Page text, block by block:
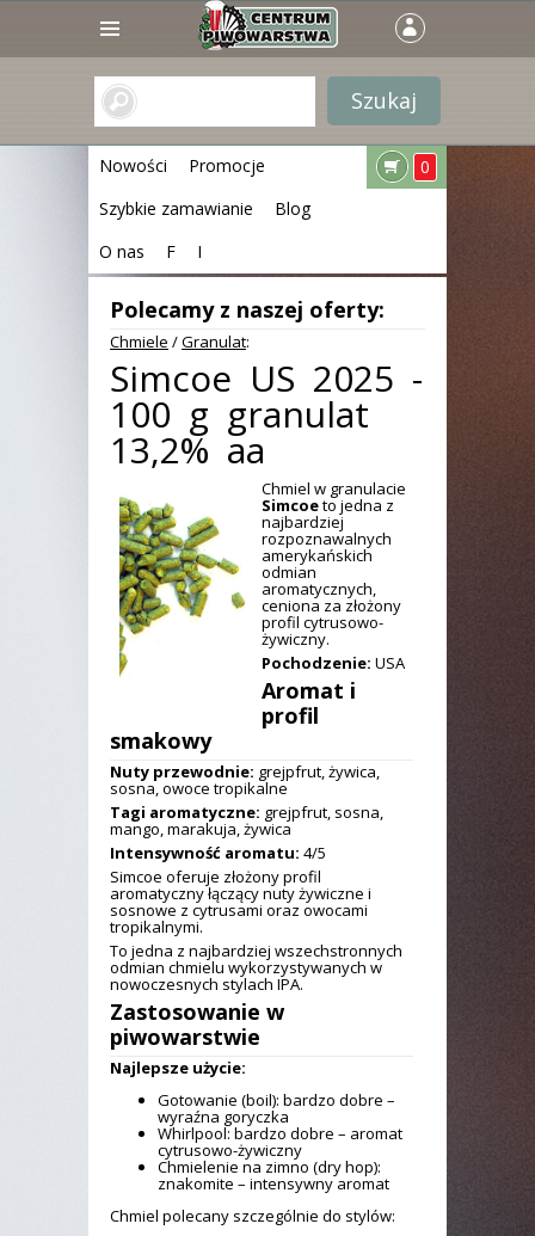
Nowości
Promocje
Szybkie zamawianie
Blog
O nas
F I
0
Polecamy z naszej oferty:
Chmiele /Granulat:
Simcoe US 2025 -
100 g granulat
13,2% aa
Chmiel w granulacie
Simcoeto jedna z
najbardziej
rozpoznawalnych
amerykańskich
odmian
aromatycznych,
ceniona za złożony
profil cytrusowo-
żywiczny.
Pochodzenie: USA
Aromat i
profil
smakowy
Nuty przewodnie: grejpfrut, żywica,
sosna, owoce tropikalne
Tagi aromatyczne: grejpfrut, sosna,
mango, marakuja, żywica
Intensywność aromatu: 4/5
Simcoe oferuje złożony profil
aromatyczny łączący nuty żywiczne i
sosnowe z cytrusami oraz owocami
tropikalnymi.
To jedna z najbardziej wszechstronnych
odmian chmielu wykorzystywanych w
nowoczesnych stylach IPA.
Zastosowanie w
piwowarstwie
Najlepsze użycie:
Gotowanie (boil): bardzo dobre –
wyraźna goryczka
Whirlpool: bardzo dobre – aromat
cytrusowo-żywiczny
Chmielenie na zimno (dry hop):
znakomite – intensywny aromat
Chmiel polecany szczególnie do stylów: